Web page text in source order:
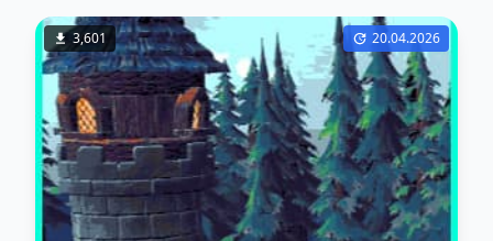
3,601 20.04.2026